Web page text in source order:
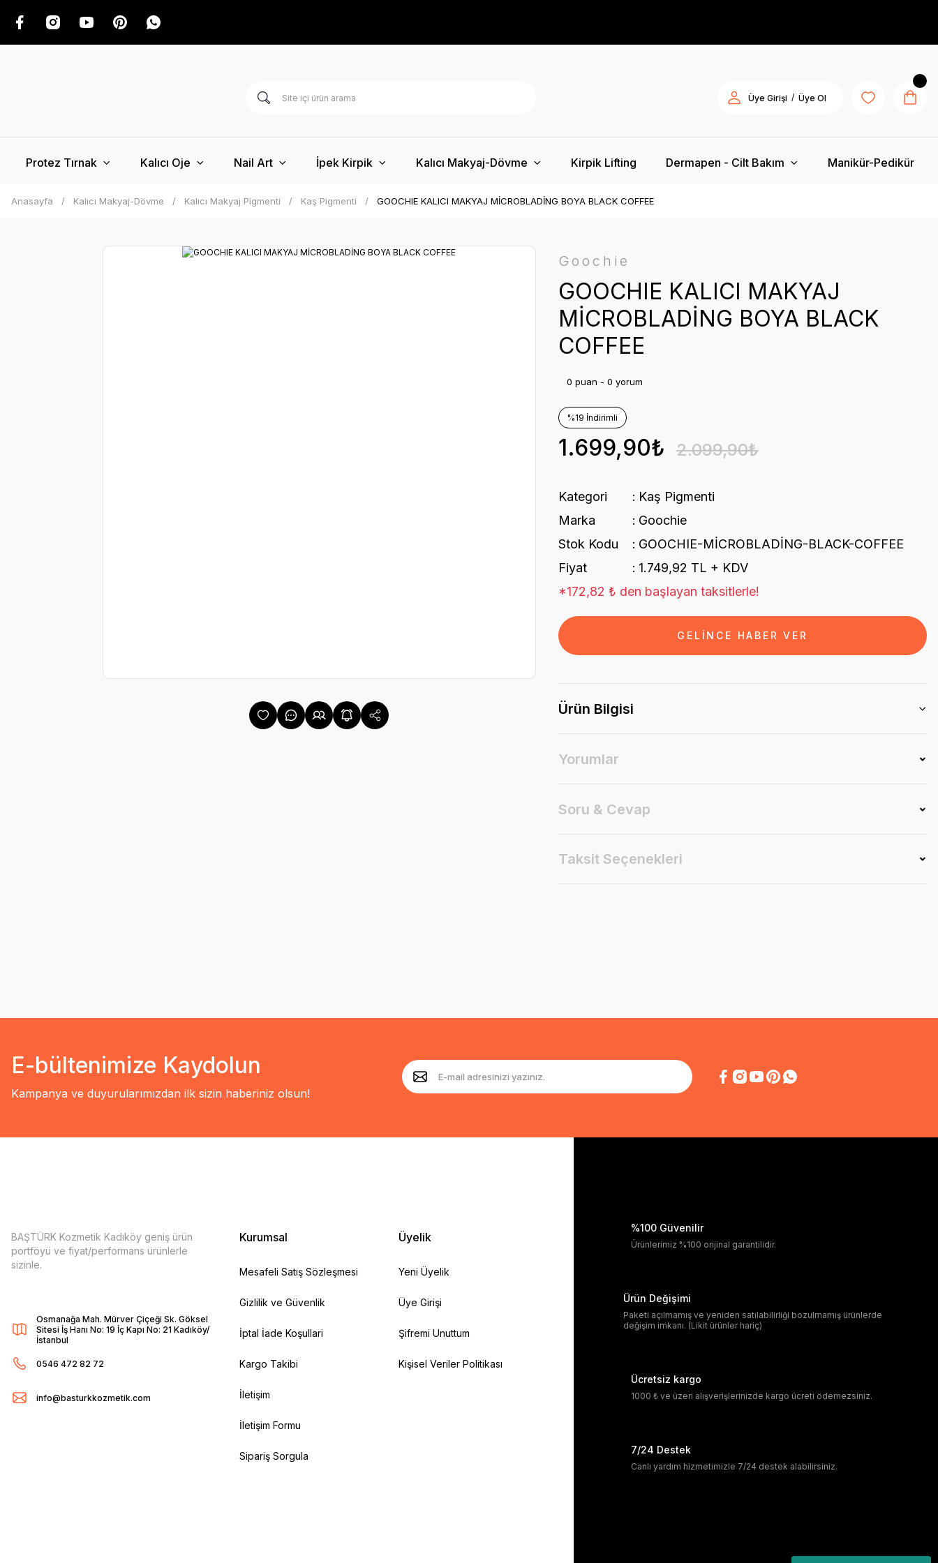
Üye Girişi / Üye Ol
Protez Tırnak Kalıcı Oje Nail Art İpek Kirpik Kalıcı Makyaj-Dövme Kirpik Lifting Dermapen - Cilt Bakım Manikür-Pedikür
Anasayfa Kalıcı Makyaj-Dövme Kalıcı Makyaj Pigmenti Kaş Pigmenti GOOCHIE KALICI MAKYAJ MİCROBLADİNG BOYA BLACK COFFEE
Goochie
GOOCHIE KALICI MAKYAJ
MİCROBLADİNG BOYA BLACK
COFFEE
0 puan - 0 yorum
%19 İndirimli
1.699,90₺ 2.099,90₺
Kategori
Kaş Pigmenti
Marka
Goochie
Stok Kodu
GOOCHIE-MİCROBLADİNG-BLACK-COFFEE
Fiyat
1.749,92 TL + KDV
*172,82 ₺ den başlayan taksitlerle!
GELİNCE HABER VER
Ürün Bilgisi
Yorumlar
Soru & Cevap
Taksit Seçenekleri
E-bültenimize Kaydolun
Kampanya ve duyurularımızdan ilk sizin haberiniz olsun!
BAŞTÜRK Kozmetik Kadıköy geniş ürün
portföyü ve fiyat/performans ürünlerle
sizinle.
Osmanağa Mah. Mürver Çiçeği Sk. Göksel
Sitesi İş Hanı No: 19 İç Kapı No: 21 Kadıköy/
İstanbul
0546 472 82 72
info@basturkkozmetik.com
Kurumsal
Mesafeli Satış Sözleşmesi
Gizlilik ve Güvenlik
İptal İade Koşullari
Kargo Takibi
İletişim
İletişim Formu
Sipariş Sorgula
Üyelik
Yeni Üyelik
Üye Girişi
Şifremi Unuttum
Kişisel Veriler Politikası
%100 Güvenilir
Ürünlerimiz %100 orijinal garantilidir.
Ürün Değişimi
Paketi açılmamış ve yeniden satılabilirliği bozulmamış ürünlerde
değişim imkanı. (Likit ürünler hariç)
Ücretsiz kargo
1000 ₺ ve üzeri alışverişlerinizde kargo ücreti ödemezsiniz.
7/24 Destek
Canlı yardım hizmetimizle 7/24 destek alabilirsiniz.